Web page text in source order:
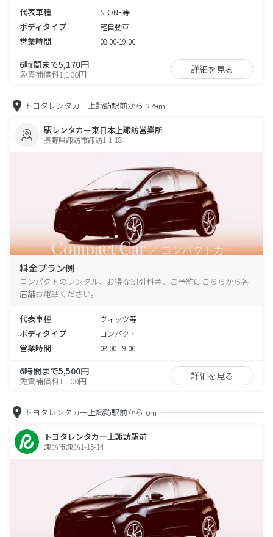
代表車種 N-ONE等
ボディタイプ 軽自動車
営業時間 08:00-19:00
6時間まで5,170円
免責補償料1,100円 詳細を見る
トヨタレンタカー上諏訪駅前から 279m
駅レンタカー東日本上諏訪営業所
長野県諏訪市諏訪1-1-18
料金プラン例
コンパクトのレンタル、お得な割引料金、ご予約はこちらから各
店舗お電話ください。
代表車種 ヴィッツ等
ボディタイプ コンパクト
営業時間 08:00-19:00
6時間まで5,500円
免責補償料1,100円 詳細を見る
トヨタレンタカー上諏訪駅前から 0m
トヨタレンタカー上諏訪駅前
諏訪市諏訪1-15-14